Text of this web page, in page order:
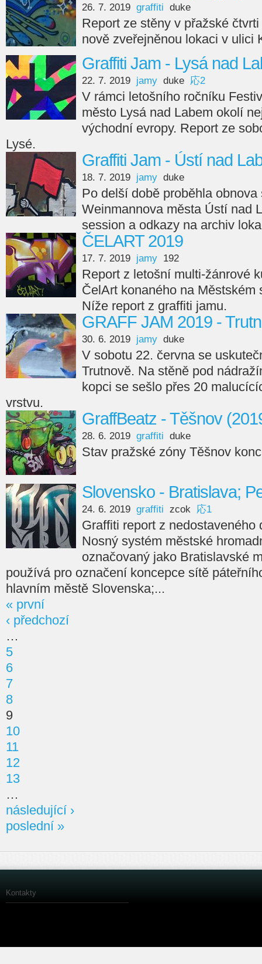
26. 7. 2019 graffiti duke
Report ze stěny v přažské
nově zveřejněnou lokaci v ulici
Graffiti Jam - Lysá nad
22. 7. 2019 jamy duke 応2
V rámci letošního ročníku
město Lysá nad Labem okolí
východní evropy. Report ze
Lysé.
Graffiti Jam - Ústí nad
18. 7. 2019 jamy duke
Po delší době proběhla obnova
Weinmannova města Ústí nad
session a odkazy na archiv
ČELART 2019
17. 7. 2019 jamy 192
Report z letošní multi-žánrové
ČelArt konaného na Městském
Níže report z graffiti jamu.
GRAFF JAM 2019 -
30. 6. 2019 jamy duke
V sobotu 22. června se
Trutnově. Na stěně pod
kopci se sešlo přes 20
vrstvu.
GraffBeatz - Těšnov
28. 6. 2019 graffiti duke
Stav pražské zóny Těšnov
Slovensko - Bratislava;
24. 6. 2019 graffiti zcok 応1
Graffiti report z nedostaveného
Nosný systém městské
označovaný jako Bratislavské
používá pro označení koncepce sítě
hlavním městě Slovenska;...
« první
‹ předchozí
…
5
6
7
8
9
10
11
12
13
…
následující ›
poslední »
Kontakty